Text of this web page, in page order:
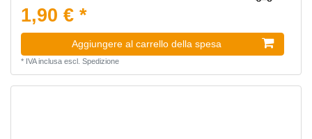
1,90 € *
Aggiungere al carrello della spesa
* IVA inclusaescl. Spedizione